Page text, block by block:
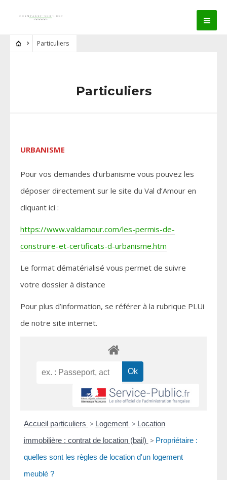
Particuliers
Particuliers
URBANISME
Pour vos demandes d’urbanisme vous pouvez les
déposer directement sur le site du Val d’Amour en
cliquant ici :
https://www.valdamour.com/les-permis-de-
construire-et-certificats-d-urbanisme.htm
Le format dématérialisé vous permet de suivre
votre dossier à distance
Pour plus d’information, se référer à la rubrique PLUi
de notre site internet.
Accueil particuliers > Logement > Location
immobilière : contrat de location (bail) > Propriétaire :
quelles sont les règles de location d'un logement
meublé ?